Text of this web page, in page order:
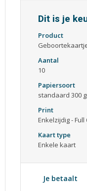
Dit is je
Product
Aantal
10
Papiersoort
standaard 300
Print
Enkelzijdig - Full
Kaart type
Enkele kaart
Je betaalt